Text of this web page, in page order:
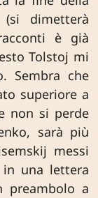
dimetterà
è già
Tolstoj mi
Sembra che
superiore a
non si perde
sarà più
messi
in una lettera
preambolo a